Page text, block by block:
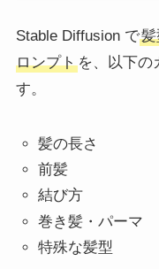
Stable Diffusion で
ロンプトを、以下の
す。
髪の長さ
前髪
結び方
巻き髪・パーマ
特殊な髪型